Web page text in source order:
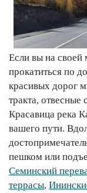
Если вы на своей
прокатиться по
красивых дорог
тракта,
Красавица река
вашего пути.
пешком или
Семинский
террасы,